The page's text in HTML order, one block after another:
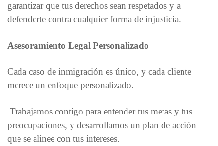
garantizar que tus derechos sean respetados y a
defenderte contra cualquier forma de injusticia.
Asesoramiento Legal Personalizado
Cada caso de inmigración es único, y cada cliente
merece un enfoque personalizado.
Trabajamos contigo para entender tus metas y tus
preocupaciones, y desarrollamos un plan de acción
que se alinee con tus intereses.